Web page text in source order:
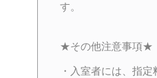
す。
★その他注意事項★
・入室者には、指